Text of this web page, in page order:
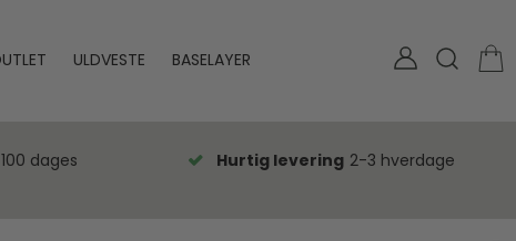
ULDVESTE BASELAYER
100 dages Hurtig levering 2-3 hverdage